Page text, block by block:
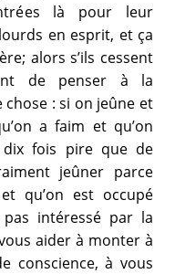
là pour leur
en esprit, et ça
alors s’ils cessent
de penser à la
chose : si on jeûne et
a faim et qu’on
dix fois pire que de
jeûner parce
qu’on est occupé
pas intéressé par la
aider à monter à
conscience, à vous